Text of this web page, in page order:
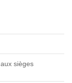
sièges